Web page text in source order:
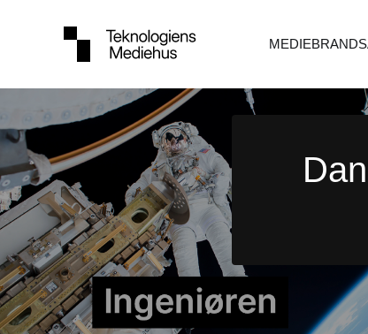
MEDIEBRANDS